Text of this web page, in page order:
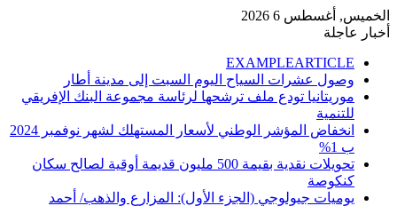
الخميس, أغسطس 6 2026
أخبار عاجلة
EXAMPLEARTICLE
وصول عشرات السياح اليوم السبت إلى مدينة أطار
موريتانيا تودع ملف ترشحها لرئاسة مجموعة البنك الإفريقي
للتنمية
انخفاض المؤشر الوطني لأسعار المستهلك لشهر نوفمبر 2024
ب 1%
تحويلات نقدية بقيمة 500 مليون قديمة أوقية لصالح سكان
كنكوصة
يوميات جيولوجي (الجزء الأول): المزارع والذهب/ أحمد